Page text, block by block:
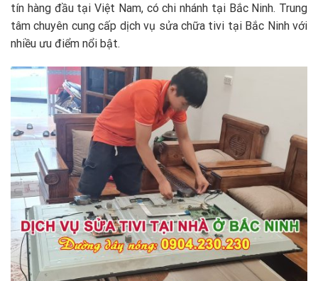
tín hàng đầu tại Việt Nam, có chi nhánh tại Bắc Ninh. Trung
tâm chuyên cung cấp dịch vụ sửa chữa tivi tại Bắc Ninh với
nhiều ưu điểm nổi bật.